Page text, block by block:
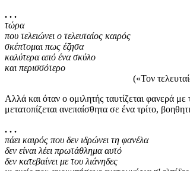
. . .
τώρα
που τελειώνει ο τελευταίος καιρός
σκέπτομαι πως έζησα
καλύτερα από ένα σκύλο
και περισσότερο
(«Τον τελευταίο
Αλλά και όταν ο ομιλητής ταυτίζεται φανερά
μετατοπίζεται ανεπαίσθητα σε ένα τρίτο,
. . .
πάει καιρός που δεν ιδρώνει τη φανέλα
δεν είναι λέει πρωτάθλημα αυτό
δεν κατεβαίνει με του λιάνηδες